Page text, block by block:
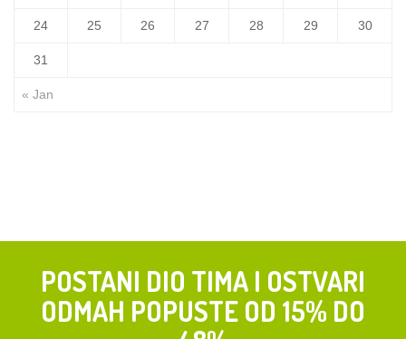
« Jan
24 25 26 27 28 29 30
31
POSTANI DIO TIMA I OSTVARI
ODMAH POPUSTE OD 15% DO